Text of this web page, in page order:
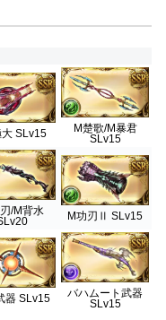
大 SLv15
M楚歌/M暴君
SLv15
/M背水
M功刃Ⅱ SLv15
器 SLv15
バハムート武器
SLv15